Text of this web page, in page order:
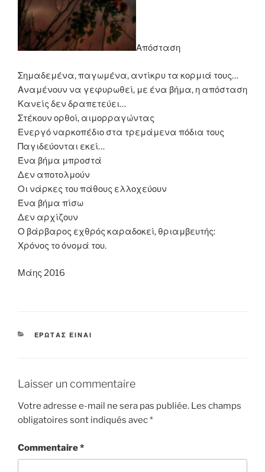
Απόσταση
Σημαδεμένα, παγωμένα, αντίκρυ τα κορμιά τους…
Αναμένουν να γεφυρωθεί, με ένα βήμα, η απόσταση
Κανείς δεν δραπετεύει…
Στέκουν ορθοί, αιμορραγώντας
Ενεργό ναρκοπέδιο στα τρεμάμενα πόδια τους
Παγιδεύονται εκεί…
Ένα βήμα μπροστά
Δεν αποτολμούν
Οι νάρκες του πάθους ελλοχεύουν
Ένα βήμα πίσω
Δεν αρχίζουν
Ο βάρβαρος εχθρός καραδοκεί, θριαμβευτής:
Χρόνος το όνομά του.
Μάης 2016
CATÉGORIES
ΕΡΩΤΑΣ ΕΙΝΑΙ
Laisser un commentaire
Votre adresse e-mail ne sera pas publiée. Les champs
obligatoires sont indiqués avec*
Commentaire*